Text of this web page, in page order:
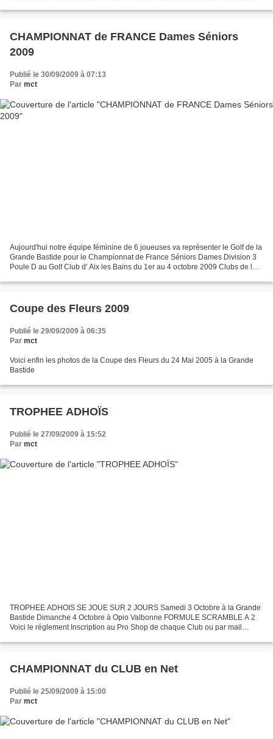
CHAMPIONNAT de FRANCE Dames Séniors
2009
Publié le 30/09/2009 à 07:13
Par mct
Aujourd'hui notre équipe féminine de 6 joueuses va représenter le Golf de la
Grande Bastide pour le Championnat de France Séniors Dames Division 3
Poule D au Golf Club d' Aix les Bains du 1er au 4 octobre 2009 Clubs de la
Coupe des Fleurs 2009
Publié le 29/09/2009 à 06:35
Par mct
Voici enfin les photos de la Coupe des Fleurs du 24 Mai 2005 à la Grande
Bastide
TROPHEE ADHOÏS
Publié le 27/09/2009 à 15:52
Par mct
TROPHEE ADHOIS SE JOUE SUR 2 JOURS Samedi 3 Octobre à la Grande
Bastide Dimanche 4 Octobre à Opio Valbonne FORMULE SCRAMBLE A 2
Voici le réglement Inscription au Pro Shop de chaque Club ou par mail
id=650...
CHAMPIONNAT du CLUB en Net
Publié le 25/09/2009 à 15:00
Par mct